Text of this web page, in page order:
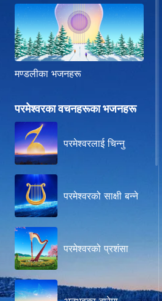
मण्डलीका भजनहरू
परमेश्‍वरका वचनहरूका भजनहरू
परमेश्‍वरलाई चिन्‍नु
परमेश्‍वरको साक्षी बन्‍ने
परमेश्वरको प्रशंसा